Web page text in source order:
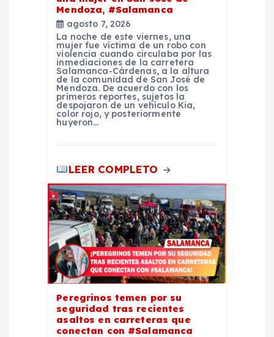
Mendoza, #Salamanca
agosto 7, 2026
La noche de este viernes, una
mujer fue víctima de un robo con
violencia cuando circulaba por las
inmediaciones de la carretera
Salamanca-Cárdenas, a la altura
de la comunidad de San José de
Mendoza. De acuerdo con los
primeros reportes, sujetos la
despojaron de un vehículo Kia,
color rojo, y posteriormente
huyeron…
LEER COMPLETO
Peregrinos temen por su
seguridad tras recientes
asaltos en carreteras que
conectan con #Salamanca